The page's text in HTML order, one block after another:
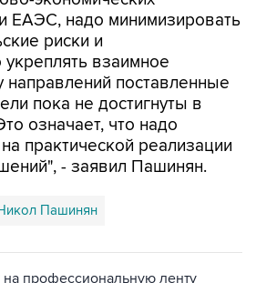
взаимное
поставленные
пока не достигнуты в
означает, что надо
практической реализации
- заявил Пашинян.
Пашинян
главных новостей сайта